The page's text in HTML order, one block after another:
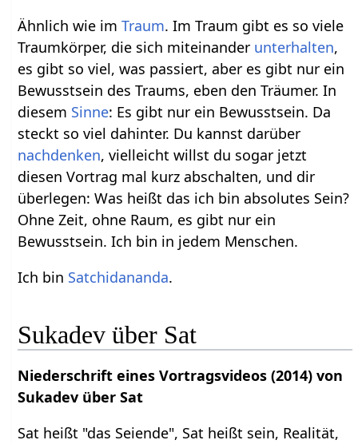
Ähnlich wie imTraum. Im Traum gibt es so viele
Traumkörper, die sich miteinander unterhalten,
es gibt so viel, was passiert, aber es gibt nur ein
Bewusstsein des Traums, eben den Träumer. In
diesem Sinne: Es gibt nur ein Bewusstsein. Da
steckt so viel dahinter. Du kannst darüber
nachdenken, vielleicht willst du sogar jetzt
diesen Vortrag mal kurz abschalten, und dir
überlegen: Was heißt das ich bin absolutes Sein?
Ohne Zeit, ohne Raum, es gibt nur ein
Bewusstsein. Ich bin in jedem Menschen.
Ich bin Satchidananda.
Sukadev über Sat
Niederschrift eines Vortragsvideos (2014) von
Sukadev über Sat
Sat heißt "das Seiende", Sat heißt sein, Realität,